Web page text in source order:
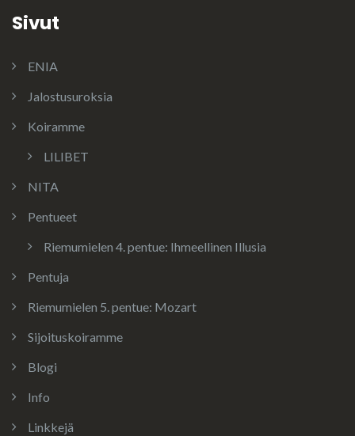
Sivut
ENIA
Jalostusuroksia
Koiramme
LILIBET
NITA
Pentueet
Riemumielen 4. pentue: Ihmeellinen Illusia
Pentuja
Riemumielen 5. pentue: Mozart
Sijoituskoiramme
Blogi
Info
Linkkejä